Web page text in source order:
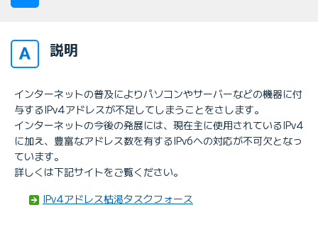
説明
インターネットの普及によりパソコンやサーバーなどの機器に付
与するIPv4アドレスが不足してしまうことをさします。
インターネットの今後の発展には、現在主に使用されているIPv4
に加え、豊富なアドレス数を有するIPv6への対応が不可欠となっ
ています。
詳しくは下記サイトをご覧ください。
IPv4アドレス枯渇タスクフォース